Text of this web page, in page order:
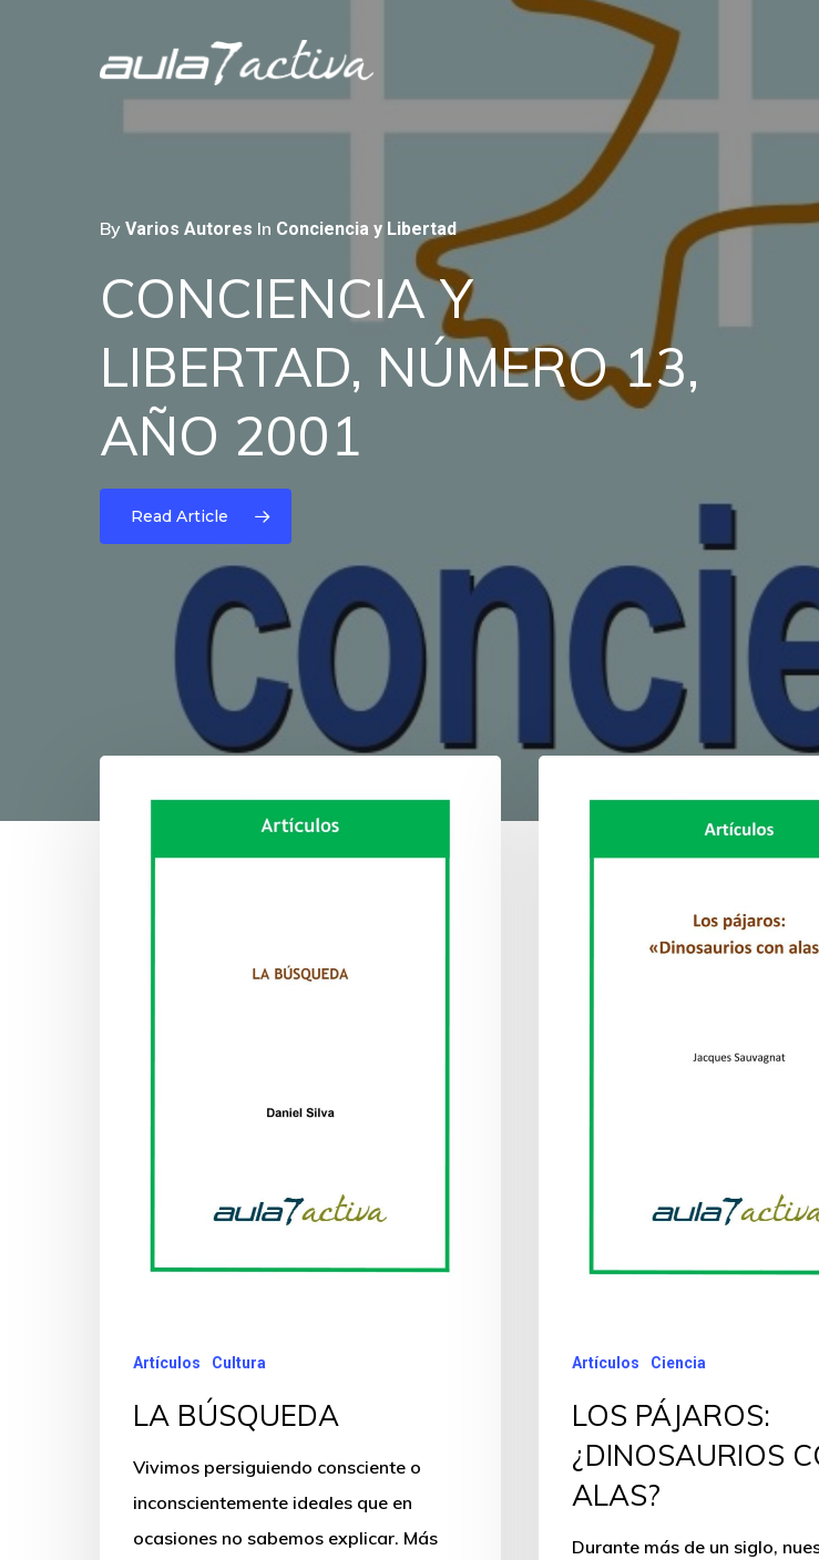
Biblioteca Félix Valtueña Borque
UNA CELEBRIDAD EN EL
OLVIDO: EL
DE LACUNZA
(1.ª
ED.)
By Varios Autores In Conciencia y Libertad
CONCIENCIA Y
LIBERTAD, NÚMERO 13,
AÑO 2001
Read Article
COINCIDENCIA O
PROVIDENCIA
Artículos Cultura
LA BÚSQUEDA
Vivimos persiguiendo consciente o
inconscientemente ideales que en
ocasiones no sabemos explicar. Más
Artículos Ciencia
LOS PÁJAROS:
¿DINOSAURIOS
ALAS?
Durante más de un siglo,